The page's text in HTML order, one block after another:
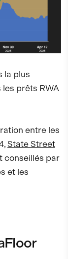
la plus
prêts RWA
entre les
State Street
conseillés par
et les